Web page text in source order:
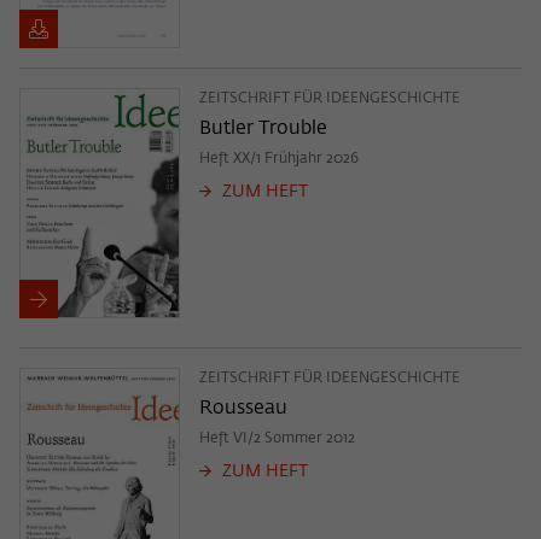
ZEITSCHRIFT FÜR IDEENGESCHICHTE
Butler Trouble
Heft XX/1 Frühjahr 2026
ZUM HEFT
ZEITSCHRIFT FÜR IDEENGESCHICHTE
Rousseau
Heft VI/2 Sommer 2012
ZUM HEFT